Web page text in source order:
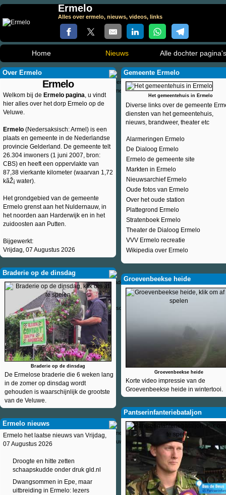
Ermelo
Alles over ermelo, nieuws, videos, links
Home Nieuws Alle dochter pagina's
Over Ermelo
Ermelo
Welkom bij de Ermelo pagina, u vindt
hier alles over het dorp Ermelo op de
Veluwe.
Ermelo (Nedersaksisch: Armel) is een
plaats en gemeente in de Nederlandse
provincie Gelderland. De gemeente telt
26.304 inwoners (1 juni 2007, bron:
CBS) en heeft een oppervlakte van
87,38 vierkante kilometer (waarvan 1,72
kãŽ¡ water).
Het grondgebied van de gemeente
Ermelo grenst aan het Nuldernauw, in
het noorden aan Harderwijk en in het
zuidoosten aan Putten.
Bijgewerkt:
Vrijdag, 07 Augustus 2026
Braderie op de dinsdag
Braderie op de dinsdag
De Ermelose braderie die 6 weken lang
in de zomer op dinsdag wordt
gehouden is waarschijnlijk de grootste
van de Veluwe.
Ermelo nieuws
Ermelo het laatse nieuws van Vrijdag,
07 Augustus 2026
Droogte en hitte zetten
schaapskudde onder druk gld.nl
Dwangsommen in Epe, maar
uitbreiding in Ermelo: lezers
Gemeente Ermelo
Het gemeentehuis in Ermelo
Diverse links over de gemeente
diensten van het gemeentehuis,
nieuws, brandweer, theater etc
Alarmeringen Ermelo
De Dialoog Ermelo
Ermelo de gemeente site
Markten in Ermelo
Nieuwsarchief Ermelo
Oude fotos van Ermelo
Over het oude station
Plattegrond Ermelo
Stratenboek Ermelo
Theater de Dialoog Ermelo
VVV Ermelo recreatie
Wikipedia over Ermelo
Groevenbeekse heide
Groevenbeekse heide
Korte video impressie van de
Groevenbeekse heide in wintertooi.
Pantserinfanteriebataljon